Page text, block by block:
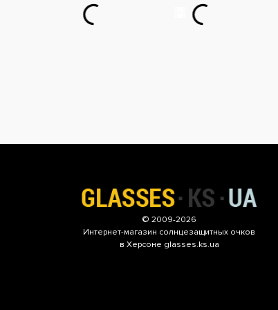
© 2009-2026
Интернет-магазин солнцезащитных очков
в Херсоне glasses.ks.ua